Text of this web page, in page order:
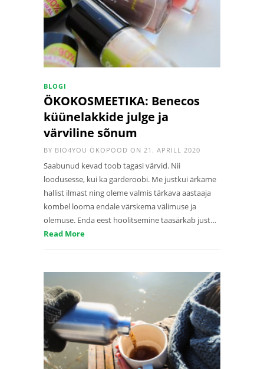
BLOGI
ÖKOKOSMEETIKA: Benecos
küünelakkide julge ja
värviline sõnum
BY BIO4YOU ÖKOPOOD ON 21. APRILL 2020
Saabunud kevad toob tagasi värvid. Nii
loodusesse, kui ka garderoobi. Me justkui ärkame
hallist ilmast ning oleme valmis tärkava aastaaja
kombel looma endale värskema välimuse ja
olemuse. Enda eest hoolitsemine taasärkab just…
Read More